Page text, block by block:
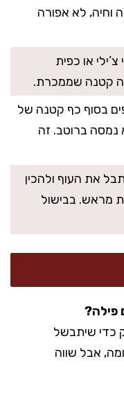
וחיה, לא אפורה
או כפית
קטנה שממכרת.
בסוף כף קטנה של
ברוטב. זה
את העוף ולהכין
בקופסה עד 24 שעות מראש. בבישול
כדי שיתבשל
אבל שווה